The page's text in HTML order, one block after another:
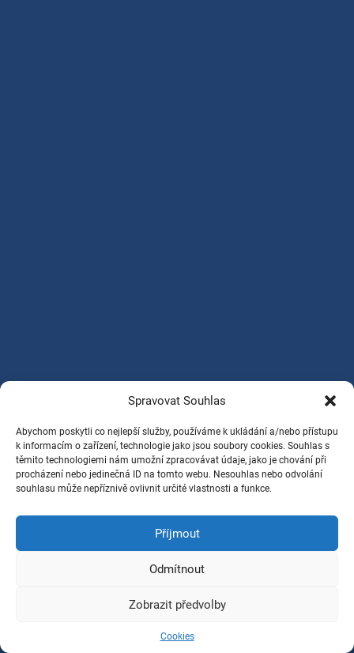
Spravovat Souhlas
Abychom poskytli co nejlepší služby, používáme k ukládání a/nebo přístupu
k informacím o zařízení, technologie jako jsou soubory cookies. Souhlas s
těmito technologiemi nám umožní zpracovávat údaje, jako je chování při
procházení nebo jedinečná ID na tomto webu. Nesouhlas nebo odvolání
souhlasu může nepříznivě ovlivnit určité vlastnosti a funkce.
Příjmout
Odmítnout
Zobrazit předvolby
Cookies